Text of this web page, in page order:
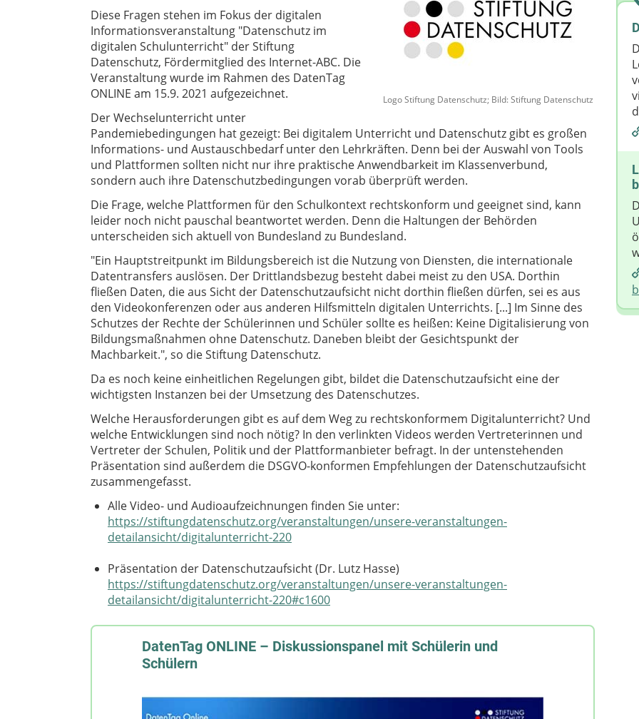
Logo Stiftung Datenschutz; Bild: Stiftung Datenschutz
Diese Fragen stehen im Fokus der digitalen
Informationsveranstaltung "Datenschutz im
digitalen Schulunterricht" der Stiftung
Datenschutz, Fördermitglied des Internet-ABC. Die
Veranstaltung wurde im Rahmen des DatenTag
ONLINE am 15.9. 2021 aufgezeichnet.
Der Wechselunterricht unter
Pandemiebedingungen hat gezeigt: Bei digitalem Unterricht und Datenschutz gibt es großen
Informations- und Austauschbedarf unter den Lehrkräften. Denn bei der Auswahl von Tools
und Plattformen sollten nicht nur ihre praktische Anwendbarkeit im Klassenverbund,
sondern auch ihre Datenschutzbedingungen vorab überprüft werden.
Die Frage, welche Plattformen für den Schulkontext rechtskonform und geeignet sind, kann
leider noch nicht pauschal beantwortet werden. Denn die Haltungen der Behörden
unterscheiden sich aktuell von Bundesland zu Bundesland.
"Ein Hauptstreitpunkt im Bildungsbereich ist die Nutzung von Diensten, die internationale
Datentransfers auslösen. Der Drittlandsbezug besteht dabei meist zu den USA. Dorthin
fließen Daten, die aus Sicht der Datenschutzaufsicht nicht dorthin fließen dürfen, sei es aus
den Videokonferenzen oder aus anderen Hilfsmitteln digitalen Unterrichts. [...] Im Sinne des
Schutzes der Rechte der Schülerinnen und Schüler sollte es heißen: Keine Digitalisierung von
Bildungsmaßnahmen ohne Datenschutz. Daneben bleibt der Gesichtspunkt der
Machbarkeit.", so die Stiftung Datenschutz.
Da es noch keine einheitlichen Regelungen gibt, bildet die Datenschutzaufsicht eine der
wichtigsten Instanzen bei der Umsetzung des Datenschutzes.
Welche Herausforderungen gibt es auf dem Weg zu rechtskonformem Digitalunterricht? Und
welche Entwicklungen sind noch nötig? In den verlinkten Videos werden Vertreterinnen und
Vertreter der Schulen, Politik und der Plattformanbieter befragt. In der untenstehenden
Präsentation sind außerdem die DSGVO-konformen Empfehlungen der Datenschutzaufsicht
zusammengefasst.
Alle Video- und Audioaufzeichnungen finden Sie unter:
https://stiftungdatenschutz.org/veranstaltungen/unsere-veranstaltungen-
detailansicht/digitalunterricht-220
Präsentation der Datenschutzaufsicht (Dr. Lutz Hasse)
https://stiftungdatenschutz.org/veranstaltungen/unsere-veranstaltungen-
detailansicht/digitalunterricht-220#c1600
DatenTag ONLINE – Diskussionspanel mit Schülerin und
Schülern